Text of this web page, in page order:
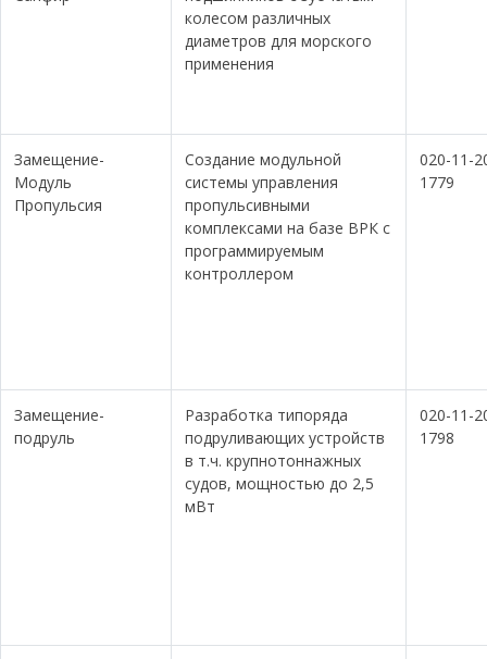
колесом различных
диаметров для морского
применения
Замещение-
Модуль
Пропульсия
Создание модульной
системы управления
пропульсивными
комплексами на базе ВРК с
программируемым
контроллером
020-11-
1779
Замещение-
подруль
Разработка типоряда
подруливающих устройств
в т.ч. крупнотоннажных
судов, мощностью до 2,5
мВт
020-11-
1798